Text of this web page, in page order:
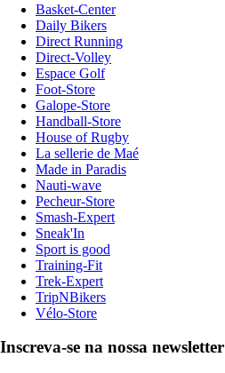
Basket-Center
Daily Bikers
Direct Running
Direct-Volley
Espace Golf
Foot-Store
Galope-Store
Handball-Store
House of Rugby
La sellerie de Maé
Made in Paradis
Nauti-wave
Pecheur-Store
Smash-Expert
Sneak'In
Sport is good
Training-Fit
Trek-Expert
TripNBikers
Vélo-Store
Inscreva-se na nossa newsletter